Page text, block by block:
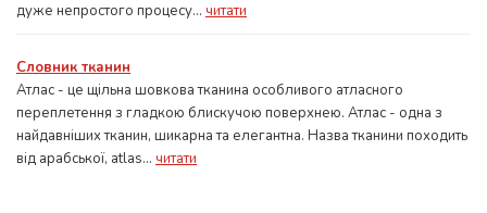
дуже непростого процесу... читати
Словник тканин
Атлас - це щільна шовкова тканина особливого атласного
переплетення з гладкою блискучою поверхнею. Атлас - одна з
найдавніших тканин, шикарна та елегантна. Назва тканини походить
від арабської, atlas... читати